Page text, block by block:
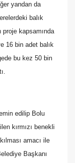
yandan da
balık
proje kapsamında
16 bin adet balık
bu kez 50 bin
edilip Bolu
kırmızı benekli
amacı ile
Başkanı